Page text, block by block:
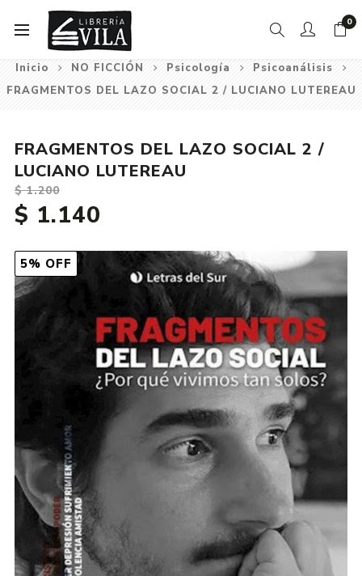
0
Inicio NO FICCIÓN Psicología
Psicoanálisis
FRAGMENTOS DEL LAZO SOCIAL 2 / LUCIANO LUTEREAU
5% OFF
FRAGMENTOS DEL LAZO SOCIAL 2 /
LUCIANO LUTEREAU
$ 1.200
$ 1.140